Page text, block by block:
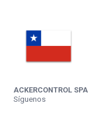
ACKERCONTROL SPA
Síguenos